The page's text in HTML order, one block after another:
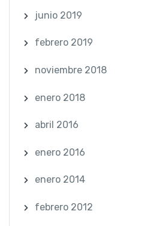
junio 2019
febrero 2019
noviembre 2018
enero 2018
abril 2016
enero 2016
enero 2014
febrero 2012